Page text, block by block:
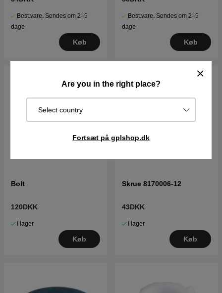
Are you in the right place?
Select country
Fortsæt på gplshop.dk
Best.vare. Sendes om 2–5
dage
Køb
Best.vare. Sendes om 2–5
dage
Køb
Bolt
120DKK
I lager
Køb
Skrue 8170006-12
43DKK
I lager
Køb